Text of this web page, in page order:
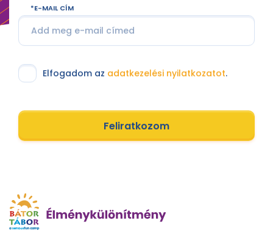
E-MAIL CÍM
Elfogadom az adatkezelési nyilatkozatot.
Feliratkozom